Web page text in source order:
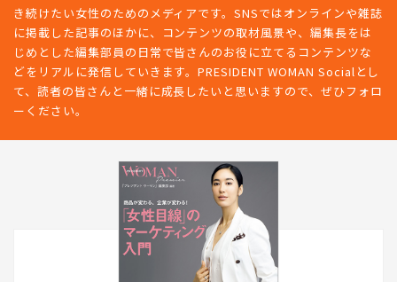
き続けたい女性のためのメディアです。SNSではオンラインや雑誌
に掲載した記事のほかに、コンテンツの取材風景や、編集長をは
じめとした編集部員の日常で皆さんのお役に立てるコンテンツな
どをリアルに発信していきます。PRESIDENT WOMAN Socialとし
て、読者の皆さんと一緒に成長したいと思いますので、ぜひフォロ
ーください。